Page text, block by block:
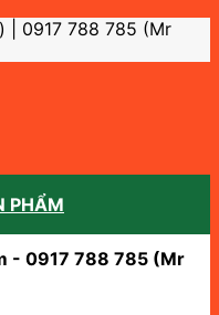
| 0917 788 785 (Mr
- 0941 062 224 (Mr
- 0917 788 785 (Mr
PHẨM